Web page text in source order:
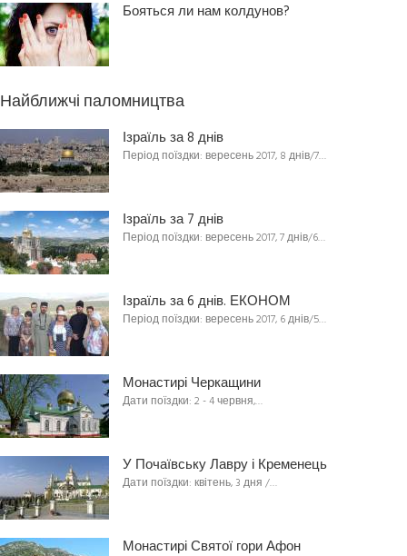
Бояться ли нам колдунов?
Найближчі паломництва
Ізраїль за 8 днів
Період поїздки: вересень 2017, 8 днів/7…
Ізраїль за 7 днів
Період поїздки: вересень 2017, 7 днів/6…
Ізраїль за 6 днів. ЕКОНОМ
Період поїздки: вересень 2017, 6 днів/5…
Монастирі Черкащини
Дати поїздки: 2 - 4 червня,…
У Почаївську Лавру і Кременець
Дати поїздки: квітень, 3 дня /…
Монастирі Святої гори Афон